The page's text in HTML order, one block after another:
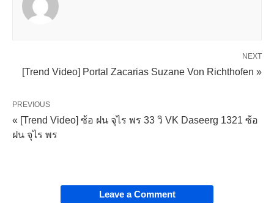
NEXT
[Trend Video] Portal Zacarias Suzane Von Richthofen »
PREVIOUS
« [Trend Video] ซ้อ ฝน จุไร พร 33 วิ VK Daseerg 1321 ซ้อ
ฝน จุไร พร
Leave a Comment